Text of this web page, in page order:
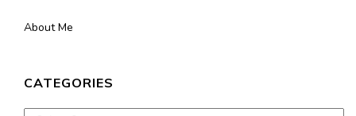
About Me
CATEGORIES